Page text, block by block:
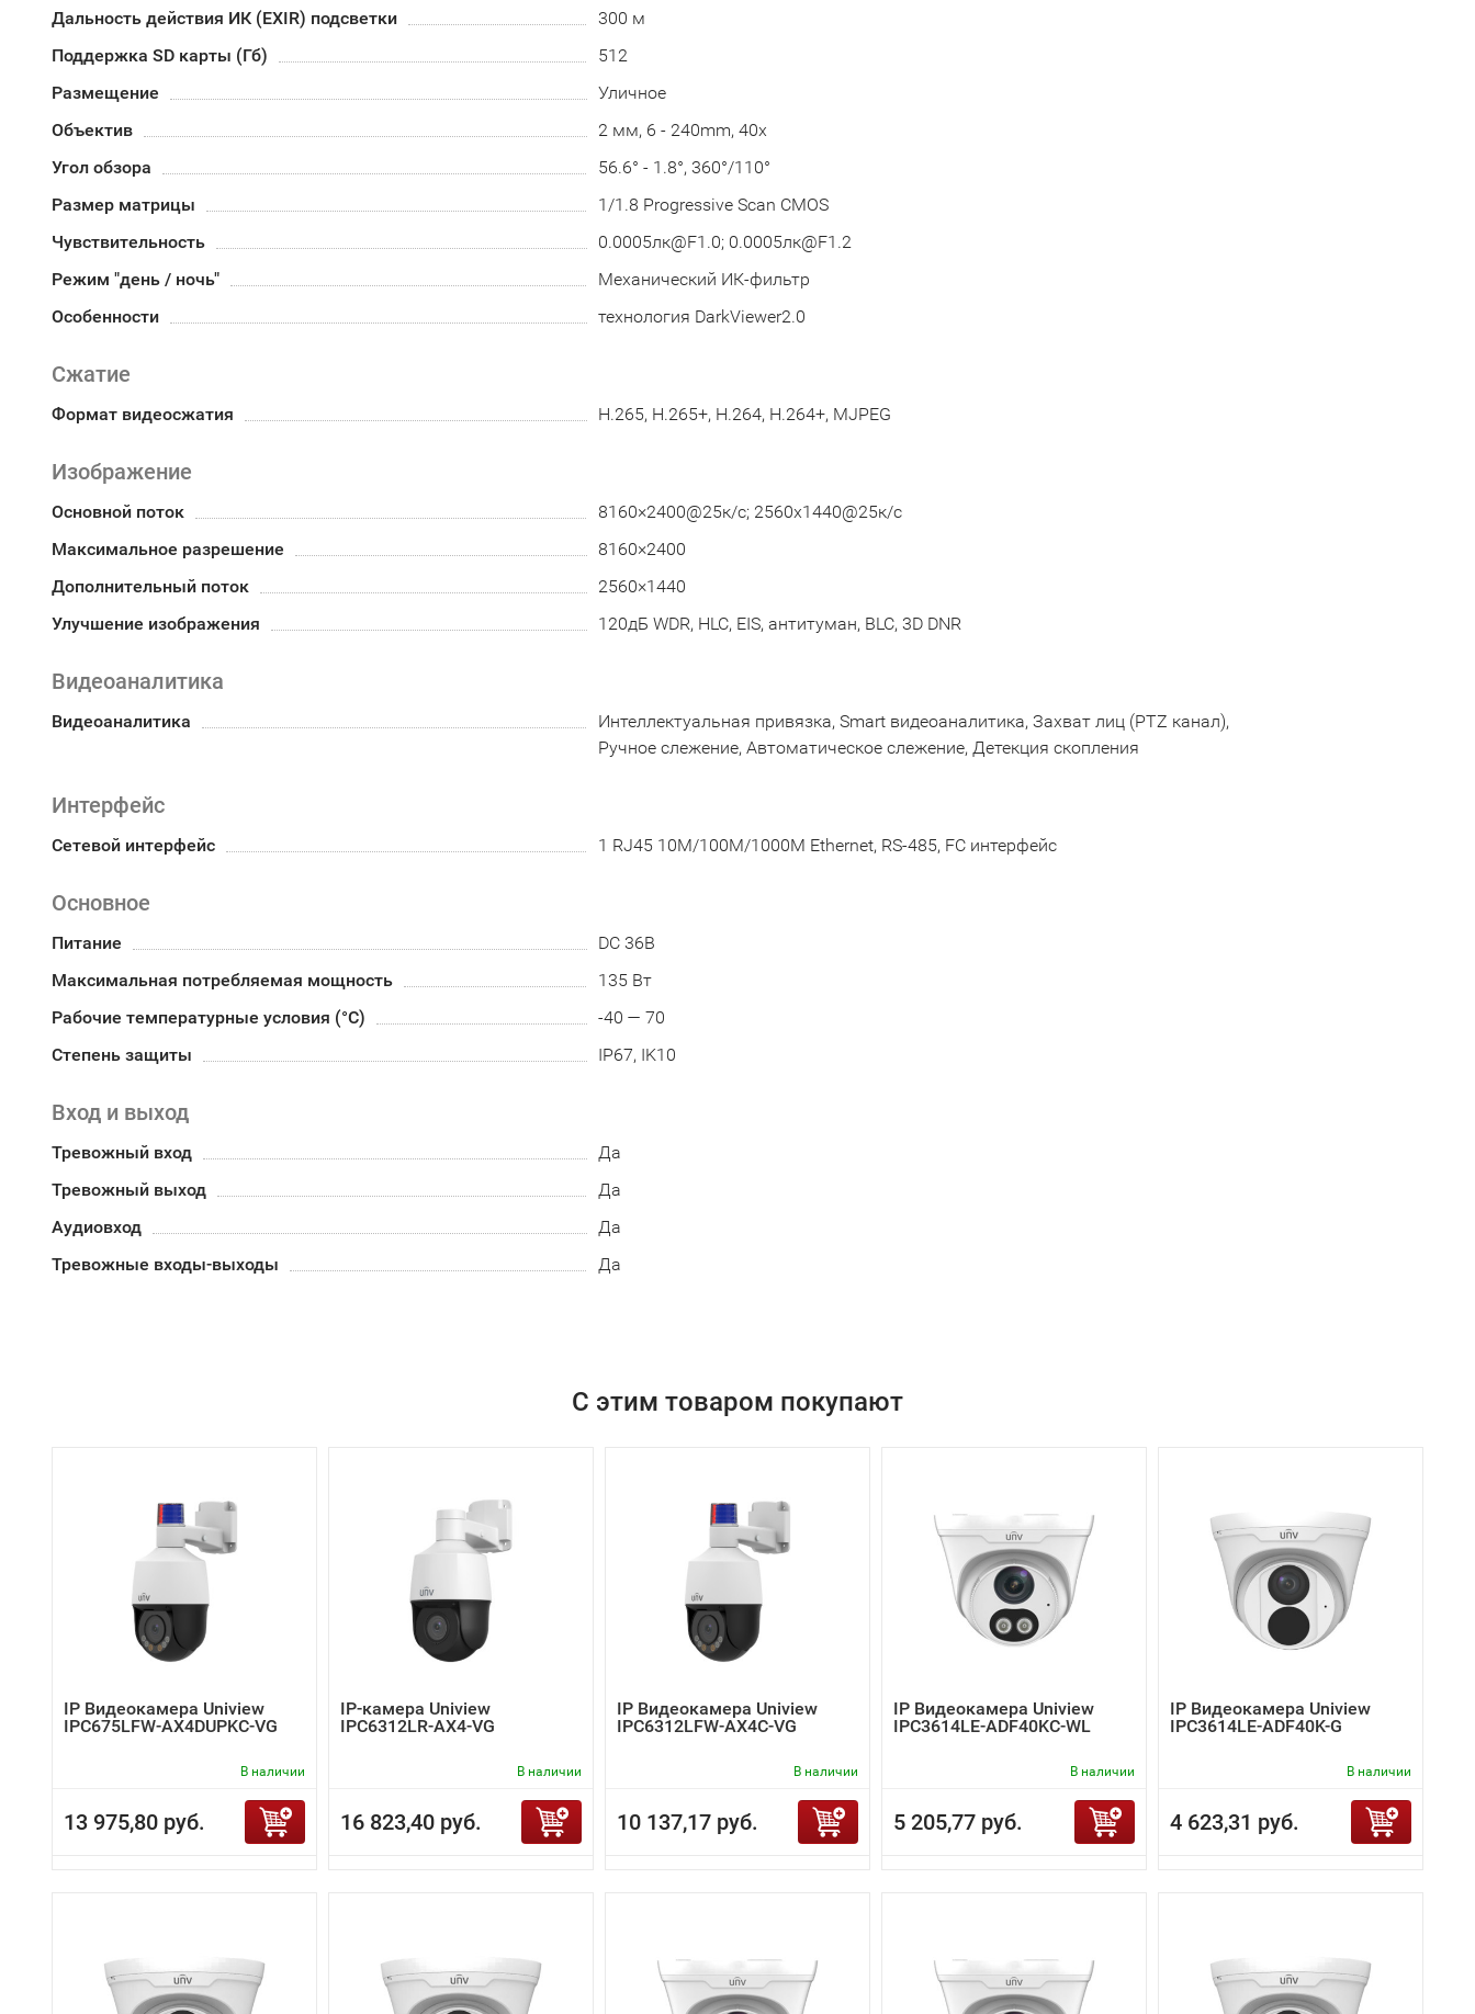
Дальность действия ИК (EXIR) подсветки
300 м
Поддержка SD карты (Гб)
512
Размещение
Уличное
Объектив
2 мм, 6 - 240mm, 40x
Угол обзора
56.6° - 1.8°, 360°/110°
Размер матрицы
1/1.8 Progressive Scan CMOS
Чувствительность
0.0005лк@F1.0; 0.0005лк@F1.2
Режим "день / ночь"
Механический ИК-фильтр
Особенности
технология DarkViewer2.0
Сжатие
Формат видеосжатия H.265, H.265+, H.264, H.264+, MJPEG
Изображение
Основной поток
8160×2400@25к/с; 2560х1440@25к/с
Максимальное разрешение
8160×2400
Дополнительный поток
2560×1440
Улучшение изображения
120дБ WDR, HLC, EIS, антитуман, BLC, 3D DNR
Видеоаналитика
Видеоаналитика
Интеллектуальная привязка, Smart видеоаналитика, Захват лиц (PTZ канал),
Ручное слежение, Автоматическое слежение, Детекция скопления
Интерфейс
Сетевой интерфейс 1 RJ45 10M/100M/1000M Ethernet, RS-485, FC интерфейс
Основное
Питание
DC 36В
Максимальная потребляемая мощность
135 Вт
Рабочие температурные условия (°С)
-40 — 70
Степень защиты
IP67, IK10
Вход и выход
Тревожный вход
Да
Тревожный выход
Да
Аудиовход
Да
Тревожные входы-выходы
Да
С этим товаром покупают
IP Видеокамера Uniview
IPC675LFW-AX4DUPKC-VG
В наличии
13 975,80 руб.
IP-камера Uniview
IPC6312LR-AX4-VG
В наличии
16 823,40 руб.
IP Видеокамера Uniview
IPC6312LFW-AX4C-VG
В наличии
10 137,17 руб.
IP Видеокамера Uniview
IPC3614LE-ADF40KC-WL
В наличии
5 205,77 руб.
IP Видеокамера Uniview
IPC3614LE-ADF40K-G
В наличии
4 623,31 руб.